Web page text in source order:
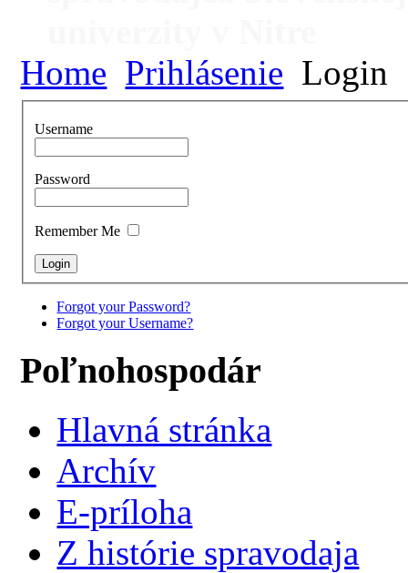
Home Prihlásenie Login
Username
Password
Remember Me
Forgot your Password?
Forgot your Username?
Poľnohospodár
Hlavná stránka
Archív
E-príloha
Z histórie spravodaja